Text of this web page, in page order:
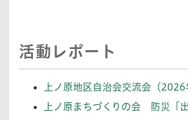
活動レポート
上ノ原地区自治会交流会（2026
上ノ原まちづくりの会 防災「